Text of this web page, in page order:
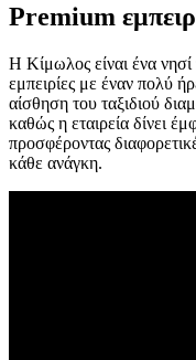
Premium
Η Κίμωλος είναι ένα νησί
εμπειρίες με έναν πολύ
αίσθηση του ταξιδιού
καθώς η εταιρεία δίνει
προσφέροντας
κάθε ανάγκη.